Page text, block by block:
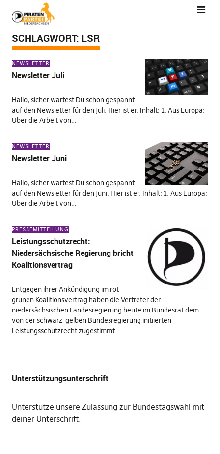
SCHLAGWORT: LSR
NEWSLETTER
Newsletter Juli
Hallo, sicher wartest Du schon gespannt
auf den Newsletter für den Juli. Hier ist er. Inhalt: 1. Aus Europa:
Über die Arbeit von…
NEWSLETTER
Newsletter Juni
Hallo, sicher wartest Du schon gespannt
auf den Newsletter für den Juni. Hier ist er. Inhalt: 1. Aus Europa:
Über die Arbeit von…
PRESSEMITTEILUNG
Leistungsschutzrecht:
Niedersächsische Regierung bricht
Koalitionsvertrag
Entgegen ihrer Ankündigung im rot-
grünen Koalitionsvertrag haben die Vertreter der
niedersächsischen Landesregierung heute im Bundesrat dem
von der schwarz-gelben Bundesregierung initiierten
Leistungsschutzrecht zugestimmt…
Unterstützungsunterschrift
Unterstütze unsere Zulassung zur Bundestagswahl mit
deiner Unterschrift.